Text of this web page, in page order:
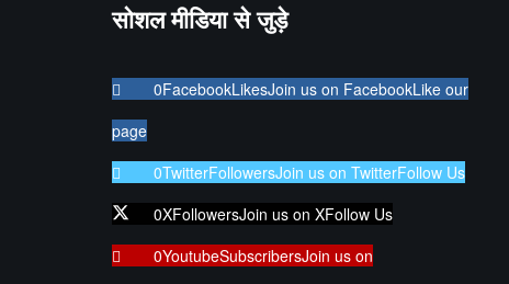
सोशल मीडिया से जुड़े
0FacebookLikesJoin us on FacebookLike our
page
0TwitterFollowersJoin us on TwitterFollow Us
0XFollowersJoin us on XFollow Us
0YoutubeSubscribersJoin us on